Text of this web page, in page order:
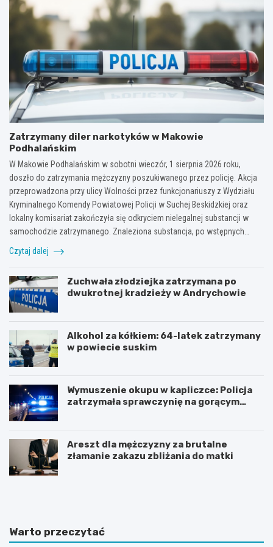
Zatrzymany diler narkotyków w Makowie
Podhalańskim
W Makowie Podhalańskim w sobotni wieczór, 1 sierpnia 2026 roku,
doszło do zatrzymania mężczyzny poszukiwanego przez policję. Akcja
przeprowadzona przy ulicy Wolności przez funkcjonariuszy z Wydziału
Kryminalnego Komendy Powiatowej Policji w Suchej Beskidzkiej oraz
lokalny komisariat zakończyła się odkryciem nielegalnej substancji w
samochodzie zatrzymanego. Znaleziona substancja, po wstępnych…
Czytaj dalej
Zuchwała złodziejka zatrzymana po
dwukrotnej kradzieży w Andrychowie
Alkohol za kółkiem: 64-latek zatrzymany
w powiecie suskim
Wymuszenie okupu w kapliczce: Policja
zatrzymała sprawczynię na gorącym
Areszt dla mężczyzny za brutalne
złamanie zakazu zbliżania do matki
Z
n
y
Z
s
k
Warto przeczytać